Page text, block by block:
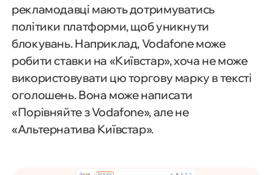
рекламодавці мають дотримуватись
політики платформи, щоб уникнути
блокувань. Наприклад, Vodafone може
робити ставки на «Київстар», хоча не може
використовувати цю торгову марку в тексті
оголошень. Вона може написати
«Порівняйте з Vodafone», але не
«Альтернатива Київстар».